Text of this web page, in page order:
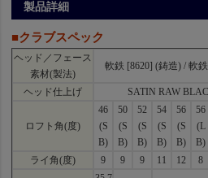
製品詳細
■クラブスペック
ヘッド／フェース
素材(製法)
軟鉄 [8620] (鋳造) / 軟
ヘッド仕上げ SATIN RAW
ロフト角(度)
46
(S
B)
50
(S
B)
52
(S
B)
54
(S
B)
56
(S
B)
56
(L
B)
ライ角(度) 9 9 9 11 12 8